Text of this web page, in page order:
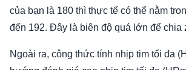
của bạn là 180 thì thực tế có thể nằm
đến 192. Đây là biên độ quá lớn để chia
Ngoài ra, công thức tính nhịp tim tối đa